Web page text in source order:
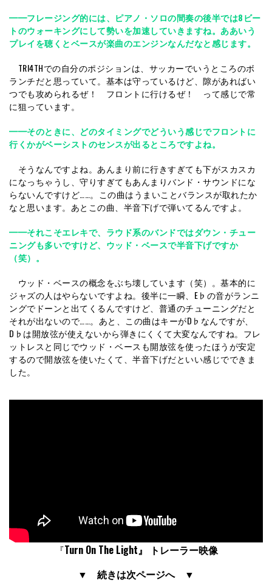
━━フレージング的には、ピアノ・ソロの間奏の後半では8ビー
トのウォーキングにして勢いを加速していきますね。ああいう
プレイを聴くとベースが楽曲のエンジンなんだなと感じます。
TRI4THでの自分のポジションは、サッカーでいうところのボ
ランチだと思っていて。基本は守っているけど、隙があればい
つでも攻められるぜ！ フロントに行けるぜ！ って感じで常
に狙っています。
━━そのときに、どのタイミングでどういう感じでフロントに
行くかがベーシストのセンスが出るところですよね。
そうなんですよね。あんまり前に行きすぎても下がスカスカ
になっちゃうし、守りすぎてもあんまりバンド・サウンドにな
らないんですけど……。この曲はうまいことバランスが取れたか
なと思います。あとこの曲、半音下げで弾いてるんですよ。
━━それこそエレキで、ラウド系のバンドではダウン・チュー
ニングも多いですけど、ウッド・ベースで半音下げですか
（笑）。
ウッド・ベースの概念をぶち壊しています（笑）。基本的に
ジャズの人はやらないですよね。後半に一瞬、E♭の音がランニ
ングでドーンと出てくるんですけど、普通のチューニングだと
それが出ないので……。あと、この曲はキーがD♭なんですが、
D♭は開放弦が使えないから弾きにくくて大変なんですね。フレ
ットレスと同じでウッド・ベースも開放弦を使ったほうが安定
するので開放弦を使いたくて、半音下げだといい感じでできま
した。
『Turn On The Light』 トレーラー映像
▼ 続きは次ページへ ▼